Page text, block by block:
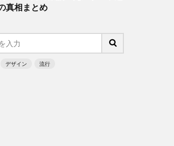
真相まとめ
デザイン 流行